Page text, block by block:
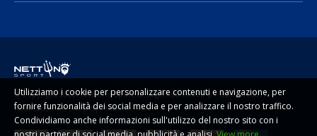
© Copyright 2022. Nettuno Sport di Sugameli Rocco p.i. 02092990817 -
Realizzazione Shop byAtlantide ADV
Utilizziamo i cookie per personalizzare contenuti e navigazione, per
fornire funzionalità dei social media e per analizzare il nostro traffico.
Condividiamo anche informazioni sull'utilizzo del nostro sito con i